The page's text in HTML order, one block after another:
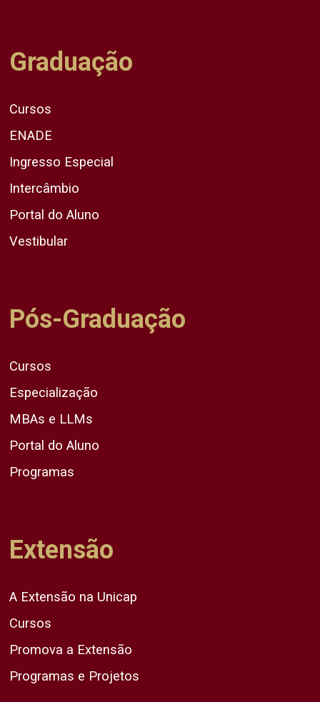
Graduação
Cursos
ENADE
Ingresso Especial
Intercâmbio
Portal do Aluno
Vestibular
Pós-Graduação
Cursos
Especialização
MBAs e LLMs
Portal do Aluno
Programas
Extensão
A Extensão na Unicap
Cursos
Promova a Extensão
Programas e Projetos